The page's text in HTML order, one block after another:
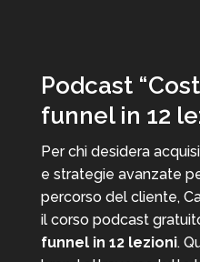
Podcast
funnel in 12
Per chi desidera
e strategie avanzate
percorso del cliente,
il corso podcast
funnel in 12 lezioni.